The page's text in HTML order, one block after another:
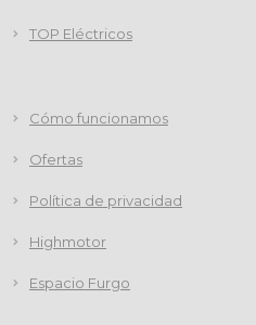
TOP Eléctricos
Cómo funcionamos
Ofertas
Política de privacidad
Highmotor
Espacio Furgo